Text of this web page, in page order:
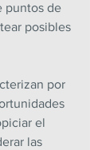
puntos de
posibles
por
el
las